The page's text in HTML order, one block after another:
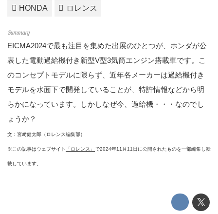
HONDA ロレンス
EICMA2024で最も注目を集めた出展のひとつが、ホンダが公
表した電動過給機付き新型V型3気筒エンジン搭載車です。こ
のコンセプトモデルに限らず、近年各メーカーは過給機付き
モデルを水面下で開発していることが、特許情報などから明
らかになっています。しかしなぜ今、過給機・・・なのでし
ょうか？
文：宮﨑健太郎（ロレンス編集部）
※この記事はウェブサイト 「ロレンス」 で2024年11月11日に公開されたものを一部編集し転
載しています。